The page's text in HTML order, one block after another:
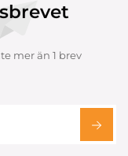
mer än 1 brev